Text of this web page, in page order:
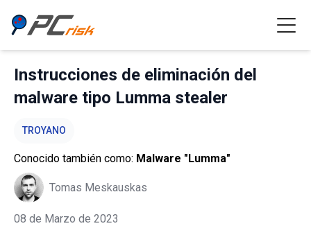
Instrucciones de eliminación del
malware tipo Lumma stealer
TROYANO
Conocido también como: Malware "Lumma"
Tomas Meskauskas
08 de Marzo de 2023